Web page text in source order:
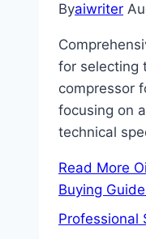
Byaiwriter
for selecting
compressor
focusing on
technical
Read More
Buying
Professional